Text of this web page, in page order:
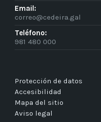
Email:
correo@cedeira.gal
Teléfono:
981 480 000
Protección de datos
Accesibilidad
Mapa del sitio
Aviso legal